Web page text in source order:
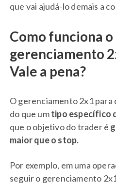
que vai ajudá-lo demais a
Como funciona o
gerenciamento
Vale a pena?
O gerenciamento 2x1 para
do que umtipo específico
que o objetivo do trader é
maior que o stop.
Por exemplo, em uma
seguir o gerenciamento